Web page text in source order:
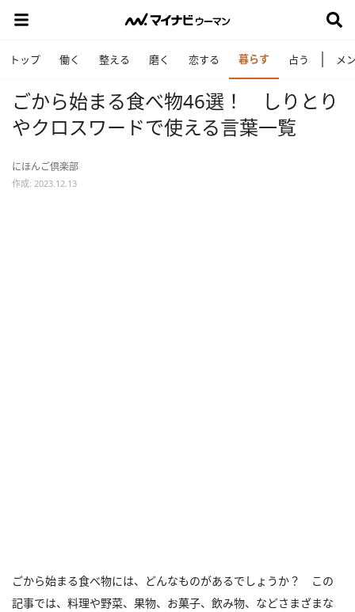
トップ 働く 整える 磨く 恋する 暮らす 占う メ
ごから始まる食べ物46選！ しりとり
やクロスワードで使える言葉一覧
にほんご倶楽部
作成: 2023.12.13
ごから始まる食べ物には、どんなものがあるでしょうか？ この
記事では、料理や野菜、果物、お菓子、飲み物、などさまざまな